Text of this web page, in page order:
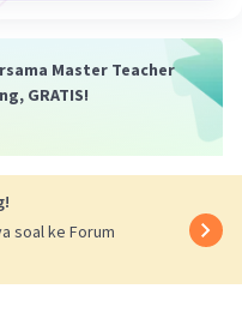
azimuth
azimuth
geografis
penting dalam
digunakan untuk
Master Teacher
GRATIS!
soal ke Forum